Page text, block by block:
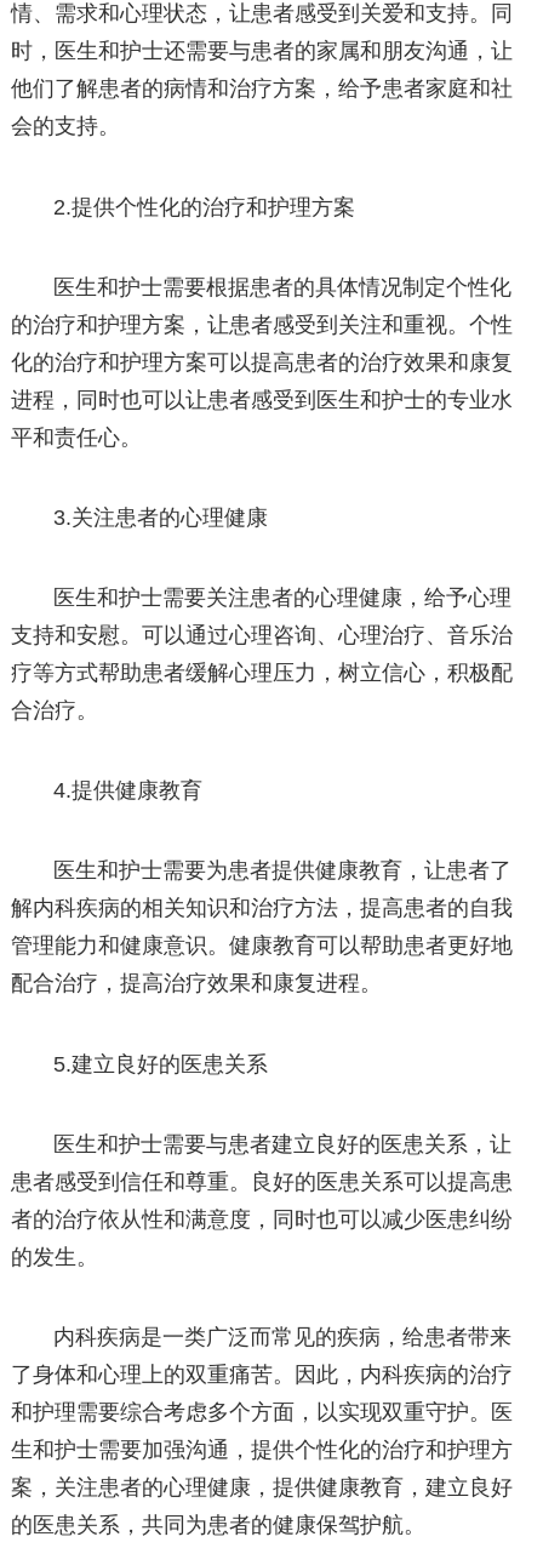
情、需求和心理状态，让患者感受到关爱和支持。同
时，医生和护士还需要与患者的家属和朋友沟通，让
他们了解患者的病情和治疗方案，给予患者家庭和社
会的支持。
2.提供个性化的治疗和护理方案
医生和护士需要根据患者的具体情况制定个性化
的治疗和护理方案，让患者感受到关注和重视。个性
化的治疗和护理方案可以提高患者的治疗效果和康复
进程，同时也可以让患者感受到医生和护士的专业水
平和责任心。
3.关注患者的心理健康
医生和护士需要关注患者的心理健康，给予心理
支持和安慰。可以通过心理咨询、心理治疗、音乐治
疗等方式帮助患者缓解心理压力，树立信心，积极配
合治疗。
4.提供健康教育
医生和护士需要为患者提供健康教育，让患者了
解内科疾病的相关知识和治疗方法，提高患者的自我
管理能力和健康意识。健康教育可以帮助患者更好地
配合治疗，提高治疗效果和康复进程。
5.建立良好的医患关系
医生和护士需要与患者建立良好的医患关系，让
患者感受到信任和尊重。良好的医患关系可以提高患
者的治疗依从性和满意度，同时也可以减少医患纠纷
的发生。
内科疾病是一类广泛而常见的疾病，给患者带来
了身体和心理上的双重痛苦。因此，内科疾病的治疗
和护理需要综合考虑多个方面，以实现双重守护。医
生和护士需要加强沟通，提供个性化的治疗和护理方
案，关注患者的心理健康，提供健康教育，建立良好
的医患关系，共同为患者的健康保驾护航。